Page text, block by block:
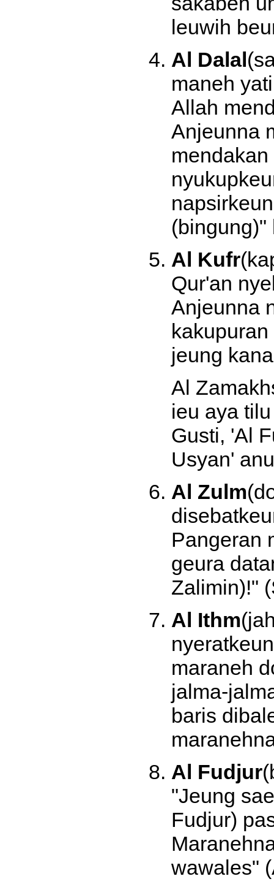
leuwih
Al Dalal
maneh
Allah
Anjeunna
(bingung)"
Al Kufr
Qur'an
Anjeunna
jeung
Al
ieu aya
Gusti, 'Al
Usyan'
Al Zulm
Pangeran
geura
Zalimin)!"
Al Ithm
maraneh
jalma-
baris
Al Fudjur
"Jeung
Fudjur)
wawales"